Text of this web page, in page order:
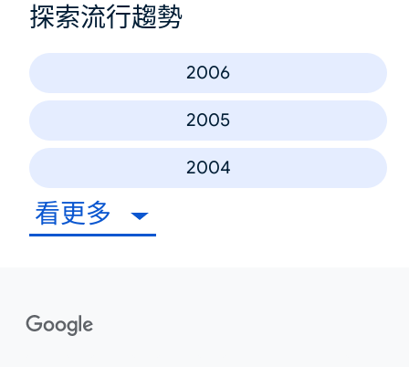
探索流行趨勢
2006
2005
2004
看更多